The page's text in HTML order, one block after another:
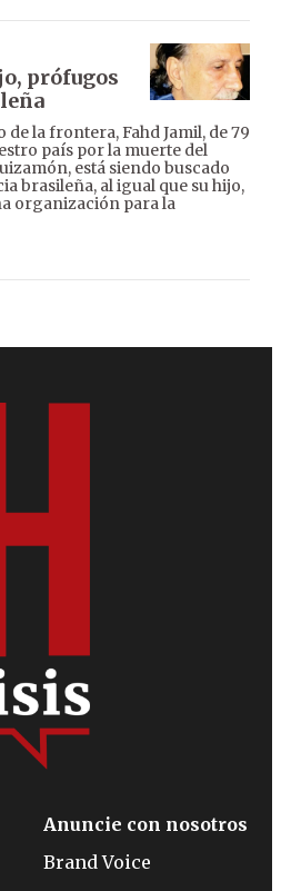
prófugos
la frontera, Fahd Jamil, de 79
país por la muerte del
está siendo buscado
brasileña, al igual que su hijo,
organización para la
Anuncie con nosotros
Brand Voice